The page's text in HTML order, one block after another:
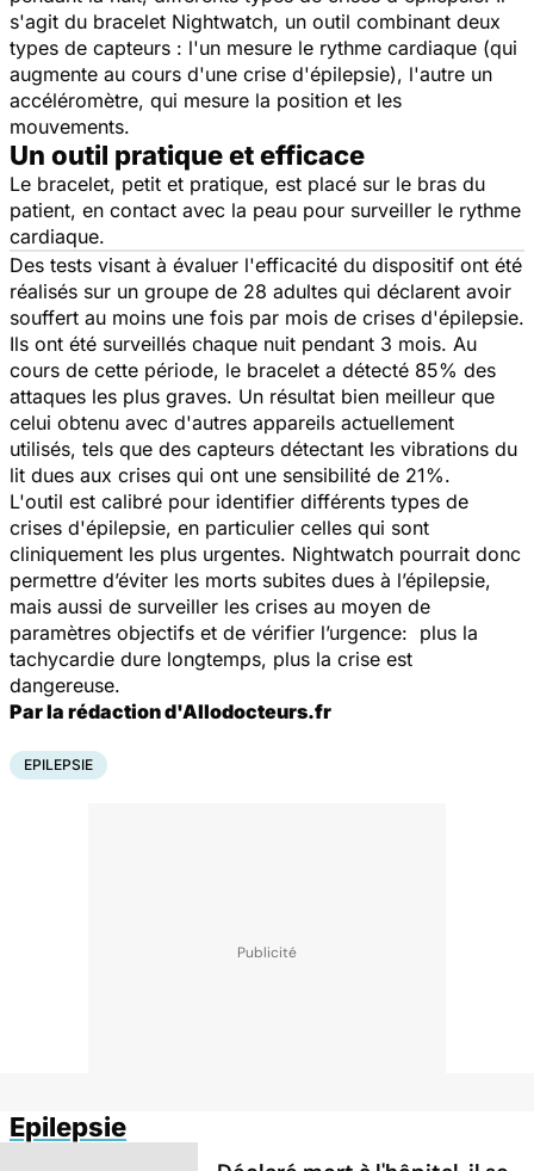
s'agit du bracelet Nightwatch, un outil combinant deux
types de capteurs : l'un mesure le rythme cardiaque (qui
augmente au cours d'une crise d'épilepsie), l'autre un
accéléromètre, qui mesure la position et les
mouvements.
Un outil pratique et efficace
Le bracelet, petit et pratique, est placé sur le bras du
patient, en contact avec la peau pour surveiller le rythme
cardiaque.
Des tests visant à évaluer l'efficacité du dispositif ont été
réalisés sur un groupe de 28 adultes qui déclarent avoir
souffert au moins une fois par mois de crises d'épilepsie.
Ils ont été surveillés chaque nuit pendant 3 mois. Au
cours de cette période, le bracelet a détecté 85% des
attaques les plus graves. Un résultat bien meilleur que
celui obtenu avec d'autres appareils actuellement
utilisés, tels que des capteurs détectant les vibrations du
lit dues aux crises qui ont une sensibilité de 21%.
L'outil est calibré pour identifier différents types de
crises d'épilepsie, en particulier celles qui sont
cliniquement les plus urgentes. Nightwatch pourrait donc
permettre d’éviter les morts subites dues à l’épilepsie,
mais aussi de surveiller les crises au moyen de
paramètres objectifs et de vérifier l’urgence: plus la
tachycardie dure longtemps, plus la crise est
dangereuse.
Par la rédaction d'Allodocteurs.fr
EPILEPSIE
Epilepsie